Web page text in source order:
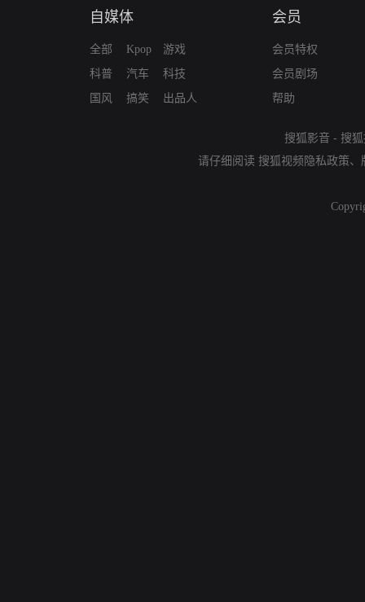
自媒体
全部
科普
国风
Kpop
汽车
搞笑
游戏
科技
出品人
会员
会员特权
会员剧场
帮助
搜狐影音 - 搜
请仔细阅读 搜狐视频隐私政策、